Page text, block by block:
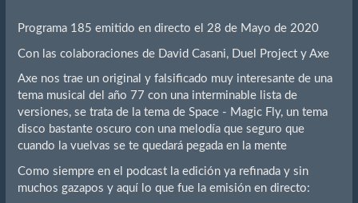
Programa 185 emitido en directo el 28 de Mayo de 2020
Con las colaboraciones de David Casani, Duel Project y Axe
Axe nos trae un original y falsificado muy interesante de una
tema musical del año 77 con una interminable lista de
versiones, se trata de la tema de Space - Magic Fly, un tema
disco bastante oscuro con una melodía que seguro que
cuando la vuelvas se te quedará pegada en la mente
Como siempre en el podcast la edición ya refinada y sin
muchos gazapos y aquí lo que fue la emisión en directo: